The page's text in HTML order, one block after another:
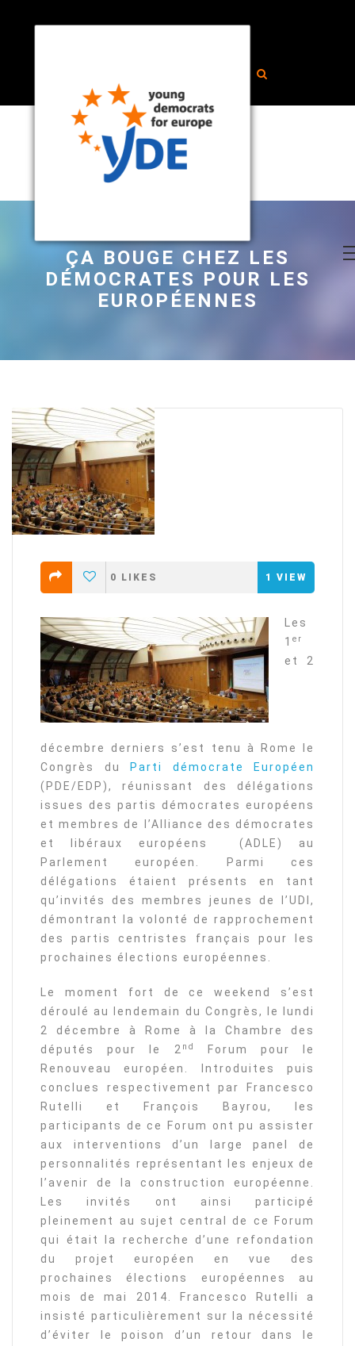
ÇA BOUGE CHEZ LES
DÉMOCRATES POUR LES
EUROPÉENNES
0 LIKES 1 VIEW
Les
1 er
et 2
décembre derniers s’est tenu à Rome le
Congrès du
Parti démocrate Européen
(PDE/EDP), réunissant des délégations
issues des partis démocrates européens
et membres de l’Alliance des démocrates
et libéraux européens (ADLE) au
Parlement européen. Parmi ces
délégations étaient présents en tant
qu’invités des membres jeunes de l’UDI,
démontrant la volonté de rapprochement
des partis centristes français pour les
prochaines élections européennes.
Le moment fort de ce weekend s’est
déroulé au lendemain du Congrès, le lundi
2 décembre à Rome à la Chambre des
députés pour le 2 nd
Forum pour le
Renouveau européen. Introduites puis
conclues respectivement par Francesco
Rutelli et François Bayrou, les
participants de ce Forum ont pu assister
aux interventions d’un large panel de
personnalités représentant les enjeux de
l’avenir de la construction européenne.
Les invités ont ainsi participé
pleinement au sujet central de ce Forum
qui était la recherche d’une refondation
du projet européen en vue des
prochaines élections européennes au
mois de mai 2014. Francesco Rutelli a
insisté particulièrement sur la nécessité
d’éviter le poison d’un retour dans le